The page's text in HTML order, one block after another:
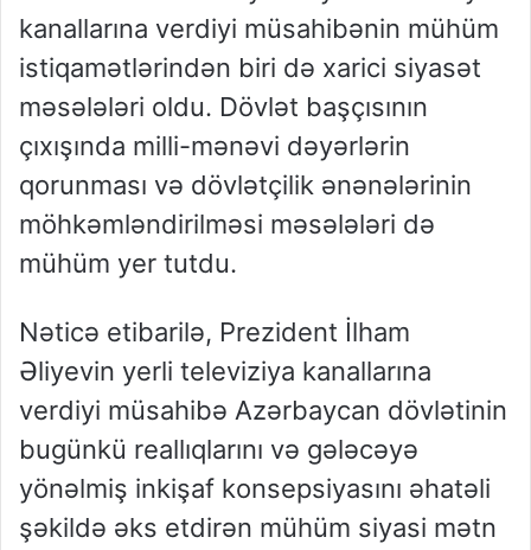
kanallarına verdiyi müsahibənin mühüm
istiqamətlərindən biri də xarici siyasət
məsələləri oldu. Dövlət başçısının
çıxışında milli-mənəvi dəyərlərin
qorunması və dövlətçilik ənənələrinin
möhkəmləndirilməsi məsələləri də
mühüm yer tutdu.
Nəticə etibarilə, Prezident İlham
Əliyevin yerli televiziya kanallarına
verdiyi müsahibə Azərbaycan dövlətinin
bugünkü reallıqlarını və gələcəyə
yönəlmiş inkişaf konsepsiyasını əhatəli
şəkildə əks etdirən mühüm siyasi mətn